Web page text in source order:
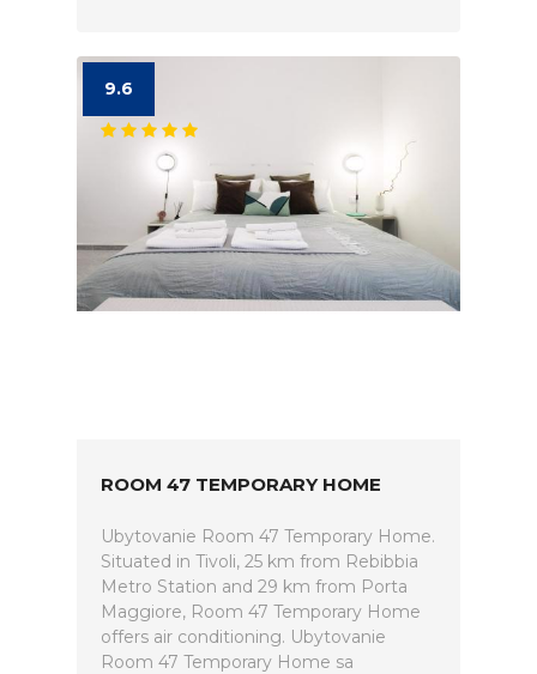
9.6
ROOM 47 TEMPORARY HOME
Ubytovanie Room 47 Temporary Home.
Situated in Tivoli, 25 km from Rebibbia
Metro Station and 29 km from Porta
Maggiore, Room 47 Temporary Home
offers air conditioning. Ubytovanie
Room 47 Temporary Home sa